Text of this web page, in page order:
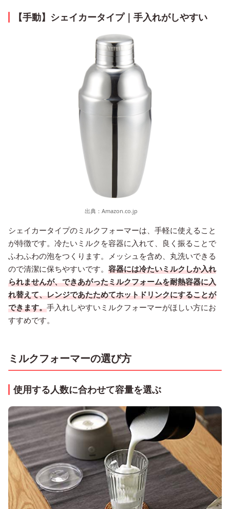
【手動】シェイカータイプ｜手入れがしやすい
出典： Amazon.co.jp
シェイカータイプのミルクフォーマーは、手軽に使えること
が特徴です。冷たいミルクを容器に入れて、良く振ることで
ふわふわの泡をつくります。メッシュを含め、丸洗いできる
ので清潔に保ちやすいです。 容器には冷たいミルクしか入れ
られませんが、できあがったミルクフォームを耐熱容器に入
れ替えて、レンジであたためてホットドリンクにすることが
できます。手入れしやすいミルクフォーマーがほしい方にお
すすめです。
ミルクフォーマーの選び方
使用する人数に合わせて容量を選ぶ